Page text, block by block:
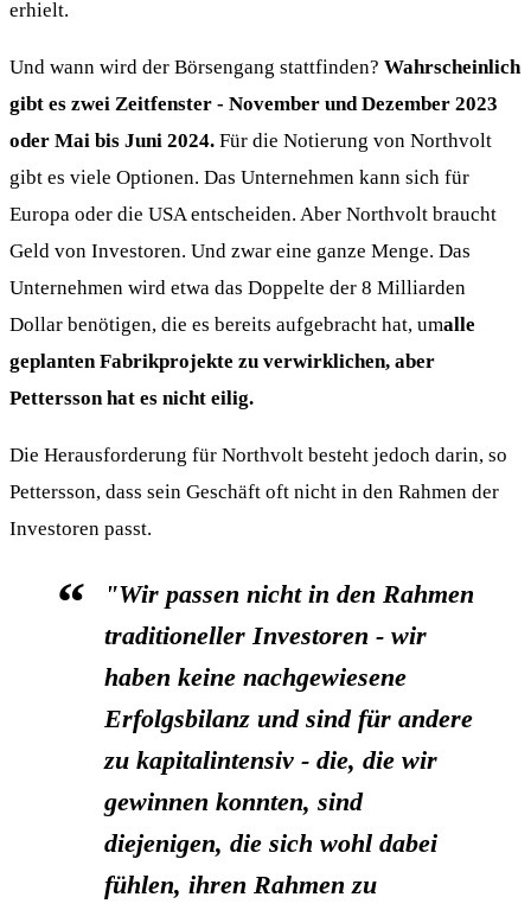
erhielt.
Und wann wird der Börsengang stattfinden? Wahrscheinlich
gibt es zwei Zeitfenster - November und Dezember 2023
oder Mai bis Juni 2024. Für die Notierung von Northvolt
gibt es viele Optionen. Das Unternehmen kann sich für
Europa oder die USA entscheiden. Aber Northvolt braucht
Geld von Investoren. Und zwar eine ganze Menge. Das
Unternehmen wird etwa das Doppelte der 8 Milliarden
Dollar benötigen, die es bereits aufgebracht hat, umalle
geplanten Fabrikprojekte zu verwirklichen, aber
Pettersson hat es nicht eilig.
Die Herausforderung für Northvolt besteht jedoch darin, so
Pettersson, dass sein Geschäft oft nicht in den Rahmen der
Investoren passt.
"Wir passen nicht in den Rahmen
traditioneller Investoren - wir
haben keine nachgewiesene
Erfolgsbilanz und sind für andere
zu kapitalintensiv - die, die wir
gewinnen konnten, sind
diejenigen, die sich wohl dabei
fühlen, ihren Rahmen zu